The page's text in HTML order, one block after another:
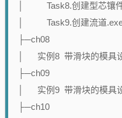
│ Task8.创建型芯镶
│ Task9.创建流道
├─ch08
│ 实例8 带滑块的模具
├─ch09
│ 实例9 带滑块的模具
├─ch10